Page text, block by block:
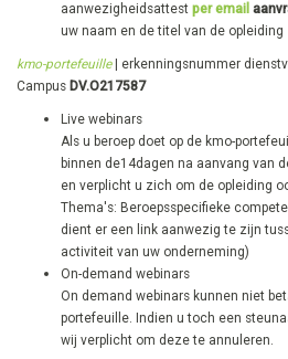
aanwezigheidsattest per email
uw naam en de titel van de opleiding
kmo-portefeuille| erkenningsnummer
Campus DV.O217587
Live webinars
Als u beroep doet op de kmo-
binnen de14dagen na aanvang van
en verplicht u zich om de opleiding
Thema's: Beroepsspecifieke
dient er een link aanwezig te zijn
activiteit van uw onderneming)
On-demand webinars
On demand webinars kunnen niet
portefeuille. Indien u toch een
wij verplicht om deze te annuleren.